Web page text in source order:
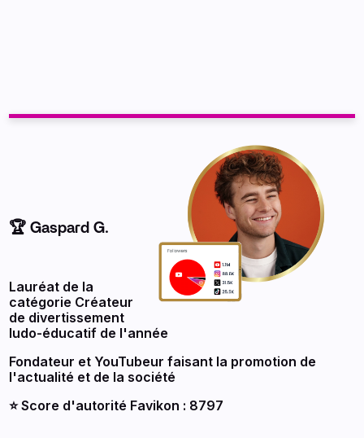
🏆 Gaspard G.
Lauréat de la
catégorie Créateur
de divertissement
ludo-éducatif de l'année
Fondateur et YouTubeur faisant la promotion de
l'actualité et de la société
⭐️ Score d'autorité Favikon : 8797